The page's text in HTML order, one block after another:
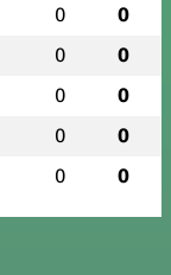
0 0
0 0
0 0
0 0
0 0